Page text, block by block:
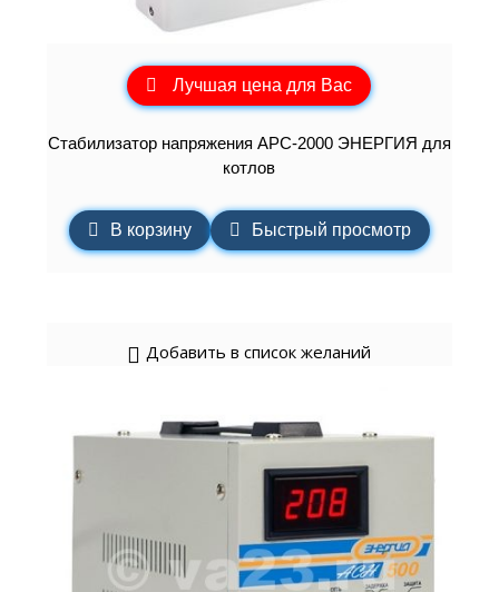
Лучшая цена для Вас
Cтабилизатор напряжения АРС-2000 ЭНЕРГИЯ для
котлов
В корзину Быстрый просмотр
Добавить в список желаний